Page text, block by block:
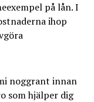
på lån. I
ihop
noggrant innan
som hjälper dig